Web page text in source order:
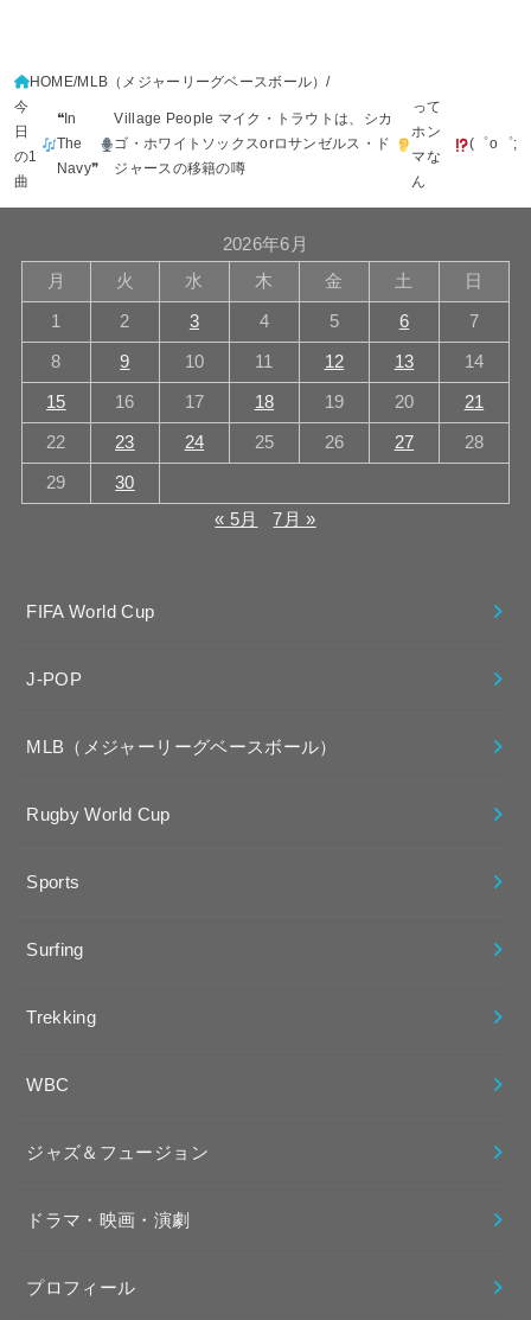
HOME MLB（メジャーリーグベースボール）
今
日
の1
曲
❝In
The
Navy❞
Village People マイク・トラウトは、シカ
ゴ・ホワイトソックスorロサンゼルス・ド
ジャースの移籍の噂
って
ホン
マな
ん
(⁠゜⁠o⁠゜⁠;
2026年6月
月
火 水 木 金 土 日
1 2 3 4 5 6 7
8 9 10 11 12 13 14
15 16 17 18 19 20 21
22 23 24 25 26 27 28
29
30
« 5月
7月 »
FIFA World Cup
J-POP
MLB（メジャーリーグベースボール）
Rugby World Cup
Sports
Surfing
Trekking
WBC
ジャズ＆フュージョン
ドラマ・映画・演劇
プロフィール